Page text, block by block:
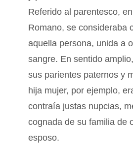
Referido al parentesco,
Romano, se consideraba
aquella persona, unida a
sangre. En sentido
sus parientes paternos y
hija mujer, por ejemplo,
contraía justas nupcias,
cognada de su familia de
esposo.